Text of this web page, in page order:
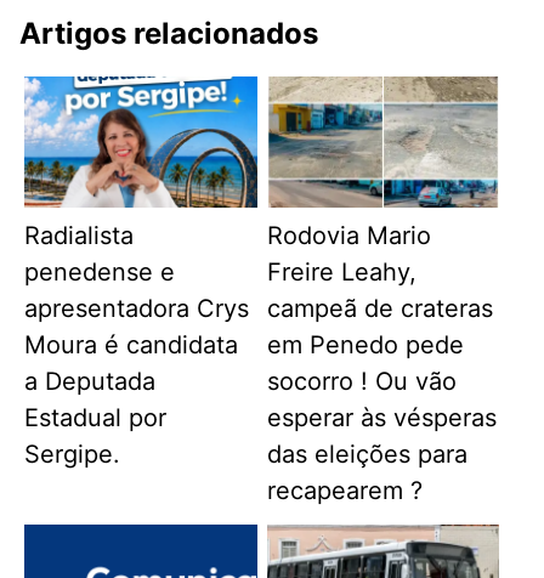
Artigos relacionados
Radialista
penedense e
apresentadora Crys
Moura é candidata
a Deputada
Estadual por
Sergipe.
Rodovia Mario
Freire Leahy,
campeã de crateras
em Penedo pede
socorro ! Ou vão
esperar às vésperas
das eleições para
recapearem ?